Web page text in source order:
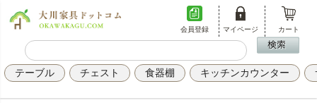
会員登録 マイページ カート
テーブル チェスト 食器棚 キッチンカウンター